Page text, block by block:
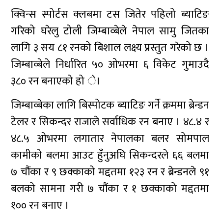
क्विन्स स्पोर्टस क्लबमा टस जितेर पहिलो ब्याटिङ
गरिको घरेलु टोली जिम्बाव्बेले नेपाल सामु जितका
लागि ३ सय ८१ रनको बिशाल लक्ष्य प्रस्तुत गरेको छ ।
जिम्बाव्बेले निर्धारित ५० ओभरमा ६ विकेट गुमाउदै
३८० रन बनाएको हो े।
जिम्बाव्बेका लागि बिस्पोटक ब्याटिङ गर्ने क्रममा ब्रेन्डन
टेलर र सिकन्दर राजाले सर्वाधिक रन बनाए । ४८.४ र
४८.५ ओभरमा लगातार नेपालका बलर सोमपाल
कामीको बलमा आउट हुँनुअघि सिकन्दरले ६६ बलमा
७ चौंका र ९ छक्काको मद्दतमा १२३ रन र ब्रेन्डनले ९१
बलको सामना गरी ७ चौंका र १ छक्काको मद्दतमा
१०० रन बनाए ।